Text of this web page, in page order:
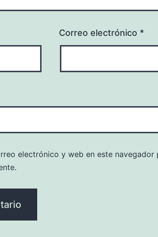
Correo electrónico *
electrónico y web en este navegador